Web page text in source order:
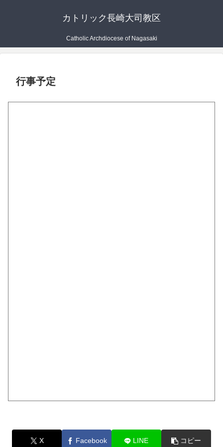
カトリック長崎大司教区
Catholic Archdiocese of Nagasaki
行事予定
X Facebook LINE コピー